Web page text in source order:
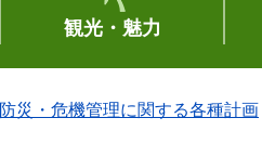
観光・魅力
防災・危機管理に関する各種計画